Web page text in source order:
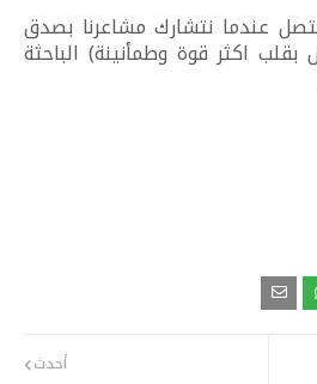
عندما نتشارك مشاعرنا بصدق
اكثر قوة وطمأنينة) الباحثة
أحدث